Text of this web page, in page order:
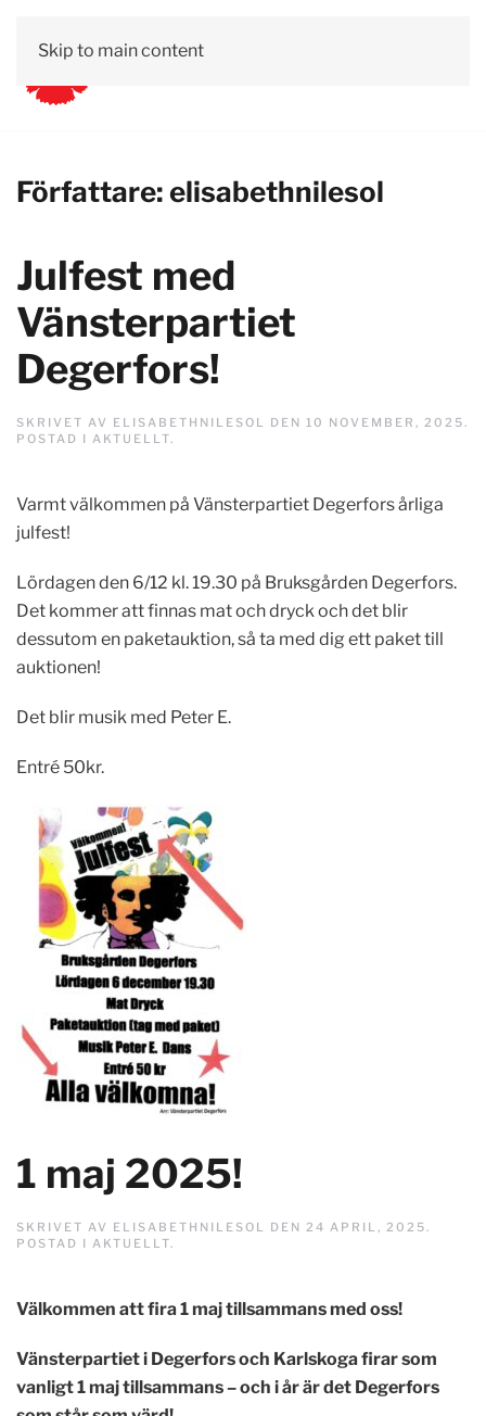
Skip to main content
Författare:elisabethnilesol
Julfest med
Vänsterpartiet
Degerfors!
SKRIVET AV ELISABETHNILESOL DEN 10 NOVEMBER, 2025.
POSTAD I AKTUELLT.
Varmt välkommen på Vänsterpartiet Degerfors årliga
julfest!
Lördagen den 6/12 kl. 19.30 på Bruksgården Degerfors.
Det kommer att finnas mat och dryck och det blir
dessutom en paketauktion, så ta med dig ett paket till
auktionen!
Det blir musik med Peter E.
Entré 50kr.
1 maj 2025!
SKRIVET AV ELISABETHNILESOL DEN 24 APRIL, 2025.
POSTAD I AKTUELLT.
Välkommen att fira 1 maj tillsammans med oss!
Vänsterpartiet i Degerfors och Karlskoga firar som
vanligt 1 maj tillsammans – och i år är det Degerfors